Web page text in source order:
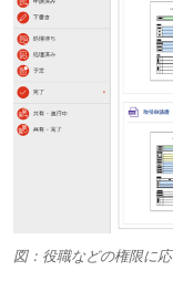
図：役職などの権限に